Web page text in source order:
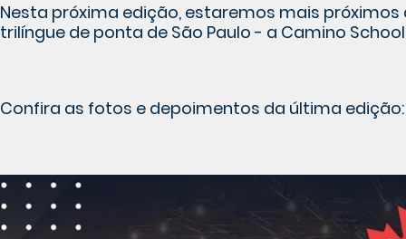
Nesta próxima edição, estaremos mais
trilíngue de ponta de São Paulo - a Camino
Confira as fotos e depoimentos da última edição: